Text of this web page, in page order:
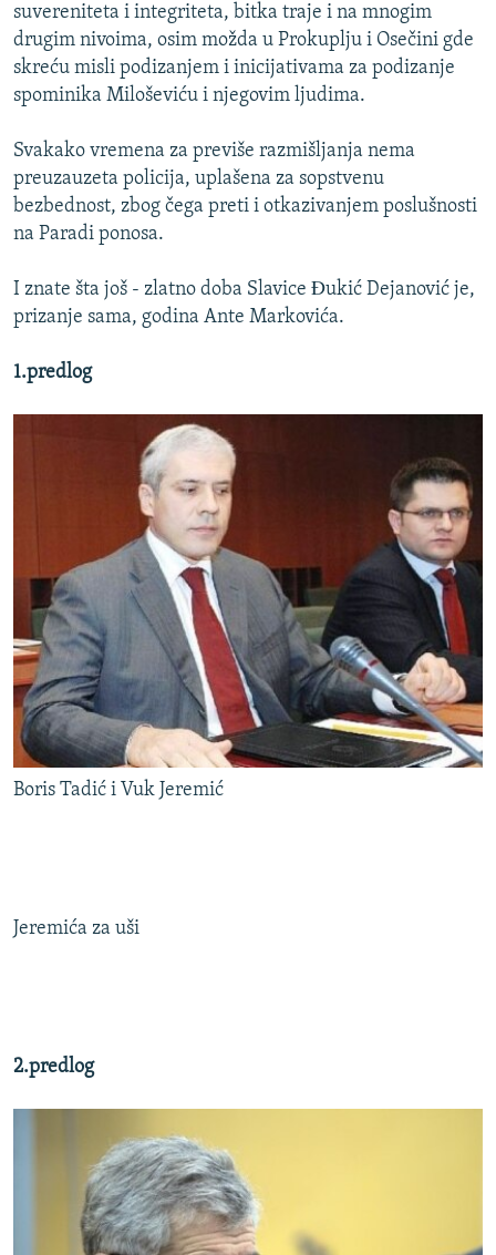
suvereniteta i integriteta, bitka traje i na mnogim
drugim nivoima, osim možda u Prokuplju i Osečini gde
skreću misli podizanjem i inicijativama za podizanje
spominika Miloševiću i njegovim ljudima.
Svakako vremena za previše razmišljanja nema
preuzauzeta policija, uplašena za sopstvenu
bezbednost, zbog čega preti i otkazivanjem poslušnosti
na Paradi ponosa.
I znate šta još - zlatno doba Slavice Ðukić Dejanović je,
prizanje sama, godina Ante Markovića.
1.predlog
Boris Tadić i Vuk Jeremić
Jeremića za uši
2.predlog